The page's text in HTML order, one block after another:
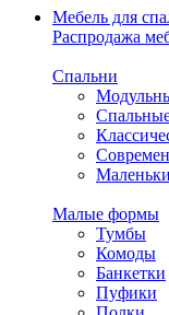
Мебель для
Распродажа
Спальни
Малые формы
Тумбы
Комоды
Банкетки
Пуфики